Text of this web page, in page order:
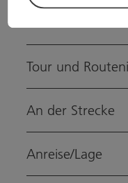
Tour und
An der Strecke
Anreise/Lage